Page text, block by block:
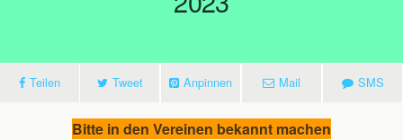
Teilen Tweet Anpinnen Mail SMS
Bitte in den Vereinen bekannt machen